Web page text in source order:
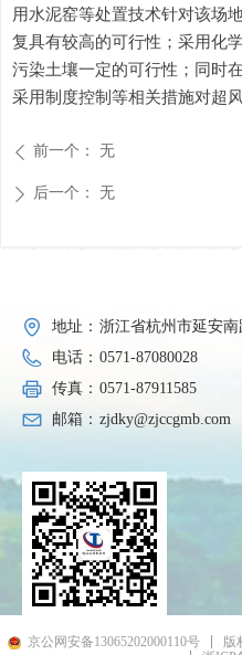
用水泥窑等处置技术针对该场
复具有较高的可行性；采用化
污染土壤一定的可行性；同时
采用制度控制等相关措施对超
ꄴ 前一个： 无
ꄲ 后一个： 无
地址： 浙江省杭州市延安
电话： 0571-87080028
传真： 0571-87911585
邮箱： zjdky@zjccgmb.com
京公网安备13065202000110号
版